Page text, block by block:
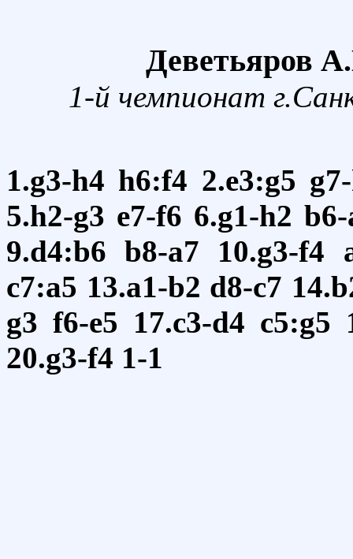
Деветьяров
1-й чемпионат
1.g3-h4 h6:f4 2.e3:g5
5.h2-g3 e7-f6 6.g1-h2
9.d4:b6 b8-a7 10.g3-f4
c7:a5 13.a1-b2 d8-c7
g3 f6-e5 17.c3-d4 c5:g5
20.g3-f4 1-1